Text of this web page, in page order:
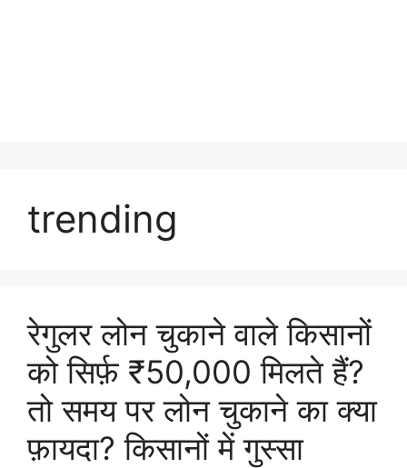
trending
रेगुलर लोन चुकाने वाले किसानों
को सिर्फ़ ₹50,000 मिलते हैं?
तो समय पर लोन चुकाने का क्या
फ़ायदा? किसानों में गुस्सा